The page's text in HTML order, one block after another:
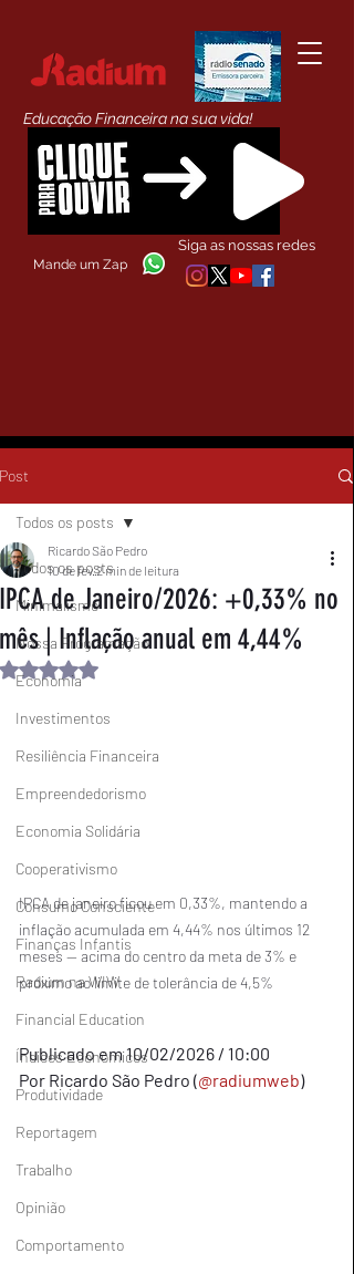
Educação Financeira na sua vida!
Siga as nossas redes
Mande um Zap
Post
Todos os posts
Minimalismo
Nossa Programação
Economia
Investimentos
Resiliência Financeira
Empreendedorismo
Economia Solidária
Cooperativismo
Consumo Consciente
Finanças Infantis
Radium na WIW
Financial Education
Índices Econômicos
Produtividade
Reportagem
Trabalho
Opinião
Comportamento
Todos os posts
IPCA de Janeiro/2026: +0,33% no
mês | Inflação anual em 4,44%
Ricardo São Pedro
10 de fev.2 min de leitura
Avaliado com NaN de 5 estrelas.
IPCA de janeiro ficou em 0,33%, mantendo a
inflação acumulada em 4,44% nos últimos 12
meses — acima do centro da meta de 3% e
próximo ao limite de tolerância de 4,5%
Publicado em 10/02/2026 / 10:00
Por Ricardo São Pedro (@radiumweb)